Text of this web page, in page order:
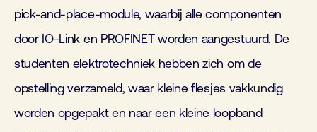
pick-and-place-module, waarbij alle componenten
door IO-Link en PROFINET worden aangestuurd. De
studenten elektrotechniek hebben zich om de
opstelling verzameld, waar kleine flesjes vakkundig
worden opgepakt en naar een kleine loopband